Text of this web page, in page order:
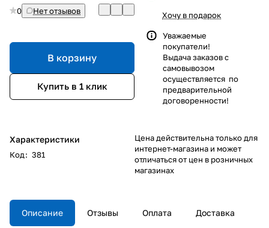
0 Нет отзывов
В корзину
Купить в 1 клик
Характеристики
Код: 381
Хочу в подарок
Уважаемые
покупатели!
Выдача заказов с
самовывозом
осуществляется по
предварительной
договоренности!
Цена действительна только для
интернет-магазина и может
отличаться от цен в розничных
магазинах
Описание Отзывы Оплата Доставка